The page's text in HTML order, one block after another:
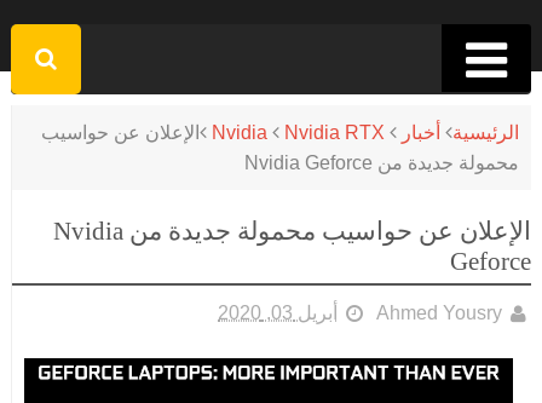
الرئيسية أخبار Nvidia Nvidia RTX
الإعلان عن حواسيب
محمولة جديدة من Nvidia Geforce
الإعلان عن حواسيب محمولة جديدة من Nvidia
Geforce
Ahmed Yousry أبريل 03, 2020